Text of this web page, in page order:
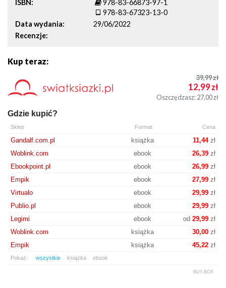
ISBN
978-83-66873-97-1
978-83-67323-13-0
Data wydania
29/06/2022
Recenzje
Kup teraz:
39,99zł
12,99zł
Oszczędzasz: 27,00zł
Gdzie kupić?
Sklep Format Cena
Gandalf.com.pl książka 11,44zł
Woblink.com
ebook 26,39zł
Ebookpoint.pl
ebook 26,99zł
Empik
ebook 27,99zł
Virtualo
ebook 29,99zł
Publio.pl
ebook 29,99zł
Legimi
ebook od 29,99zł
Woblink.com
książka 30,00zł
Empik
książka 45,22zł
Pokaż: wszystkie książka ebook
BUY.BOX